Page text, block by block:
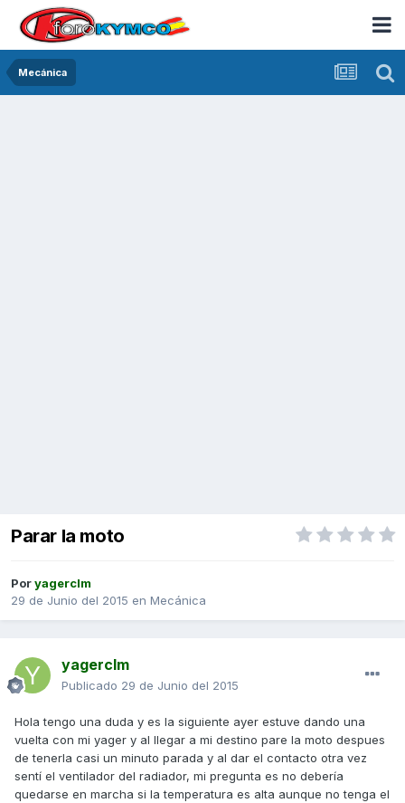
Mecánica
Parar la moto
Poryagerclm
29 de Junio del 2015 en Mecánica
yagerclm
Publicado 29 de Junio del 2015
Hola tengo una duda y es la siguiente ayer estuve dando una
vuelta con mi yager y al llegar a mi destino pare la moto despues
de tenerla casi un minuto parada y al dar el contacto otra vez
sentí el ventilador del radiador, mi pregunta es no debería
quedarse en marcha si la temperatura es alta aunque no tenga el